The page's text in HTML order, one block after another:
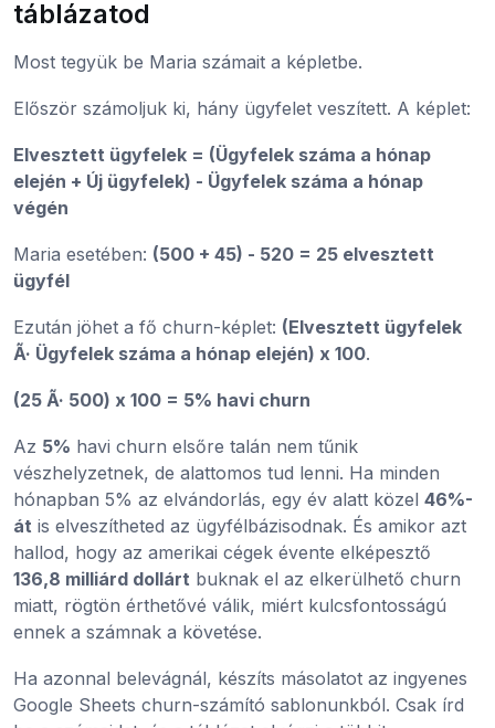
táblázatod
Most tegyük be Maria számait a képletbe.
Először számoljuk ki, hány ügyfelet veszített. A képlet:
Elvesztett ügyfelek = (Ügyfelek száma a hónap
elején + Új ügyfelek) - Ügyfelek száma a hónap
végén
Maria esetében: (500 + 45) - 520 = 25 elvesztett
ügyfél
Ezután jöhet a fő churn-képlet: (Elvesztett ügyfelek
Ã· Ügyfelek száma a hónap elején) x 100.
(25 Ã· 500) x 100 = 5% havi churn
Az 5% havi churn elsőre talán nem tűnik
vészhelyzetnek, de alattomos tud lenni. Ha minden
hónapban 5% az elvándorlás, egy év alatt közel 46%-
át is elveszítheted az ügyfélbázisodnak. És amikor azt
hallod, hogy az amerikai cégek évente elképesztő
136,8 milliárd dollárt buknak el az elkerülhető churn
miatt, rögtön érthetővé válik, miért kulcsfontosságú
ennek a számnak a követése.
Ha azonnal belevágnál, készíts másolatot az ingyenes
Google Sheets churn-számító sablonunkból. Csak írd